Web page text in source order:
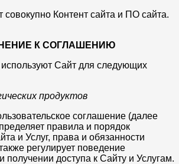
совокупно Контент сайта и ПО сайта.
К СОГЛАШЕНИЮ
Сайт для следующих
продуктов
соглашение (далее
правила и порядок
и Услуг, права и обязанности
регулирует поведение
получении доступа к Сайту и Услугам.